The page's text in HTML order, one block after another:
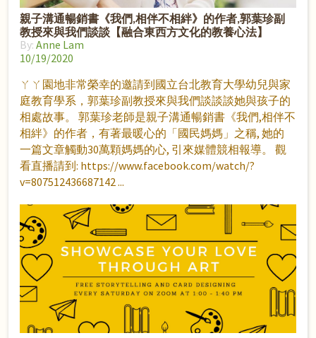
親子溝通暢銷書《我們,相伴不相絆》的作者,郭葉珍副
教授來與我們談談【融合東西方文化的教養心法】
By: Anne Lam
10/19/2020
ㄚㄚ園地非常榮幸的邀請到國立台北教育大學幼兒與家
庭教育學系，郭葉珍副教授來與我們談談談她與孩子的
相處故事。 郭葉珍老師是親子溝通暢銷書《我們,相伴不
相絆》的作者，有著最暖心的「國民媽媽」之稱, 她的
一篇文章觸動30萬顆媽媽的心, 引來媒體競相報導。 觀
看直播請到: https://www.facebook.com/watch/?
v=807512436687142